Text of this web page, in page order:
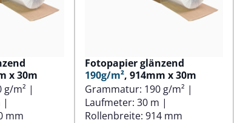
x 30m
g/m² |
|
mm
Fotopapier glänzend
190g/m², 914mm x 30m
Grammatur: 190 g/m² |
Laufmeter: 30 m |
Rollenbreite: 914 mm